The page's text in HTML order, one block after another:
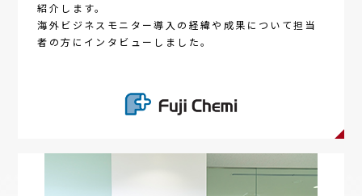
紹介します。
海外ビジネスモニター導入の経緯や成果について担当
者の方にインタビューしました。